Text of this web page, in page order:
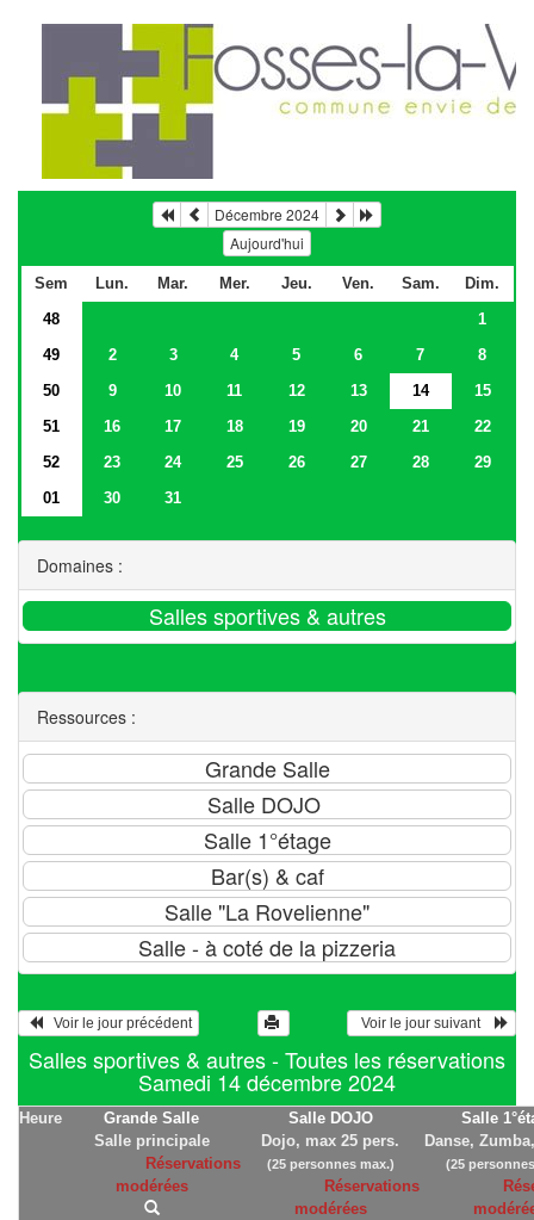
Décembre 2024
Aujourd'hui
Sem Lun. Mar. Mer. Jeu. Ven. Sam.
Dim.
48
1
49
2 3 4 5 6 7
8
50
9 10 11 12 13 14
15
51
16 17 18 19 20 21
22
52
23 24 25 26 27 28
29
01
30 31
Domaines :
Ressources :
   Voir le jour précédent
  Voir le jour suivant
Salles sportives & autres - Toutes les réservations
Samedi 14 décembre 2024
Heure
Grande Salle
Salle principale
Réservations
modérées
Salle DOJO
Dojo, max 25 pers.
(25 personnes max.)
Réservations
modérées
Salle
Danse,
(25